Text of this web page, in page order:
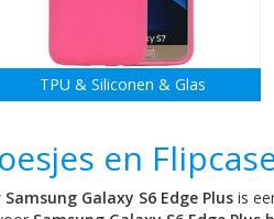
TPU & Siliconen & Glas
en
Samsung Galaxy S6 Edge Plusis